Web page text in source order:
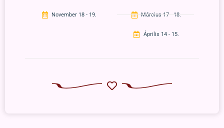
November 18 - 19. Március 17 - 18.
Április 14 - 15.